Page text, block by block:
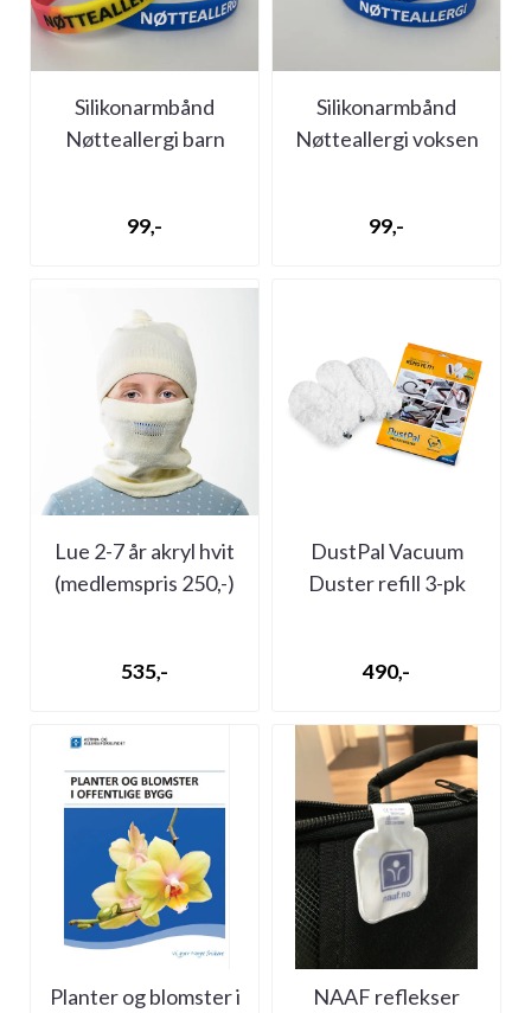
Silikonarmbånd
Nøtteallergi barn
99,-
Silikonarmbånd
Nøtteallergi voksen
99,-
Lue 2-7 år akryl hvit
(medlemspris 250,-)
535,-
DustPal Vacuum
Duster refill 3-pk
490,-
Planter og blomster i
NAAF reflekser